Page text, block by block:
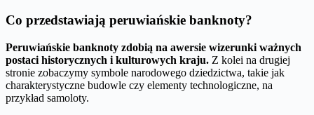
Co przedstawiają peruwiańskie banknoty?
Peruwiańskie banknoty zdobią na awersie wizerunki ważnych
postaci historycznych i kulturowych kraju. Z kolei na drugiej
stronie zobaczymy symbole narodowego dziedzictwa, takie jak
charakterystyczne budowle czy elementy technologiczne, na
przykład samoloty.